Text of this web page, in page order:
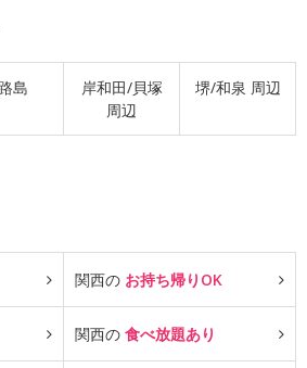
島
岸和田/貝塚
周辺
堺/和泉 周辺
関西の お持ち帰りOK
関西の 食べ放題あり